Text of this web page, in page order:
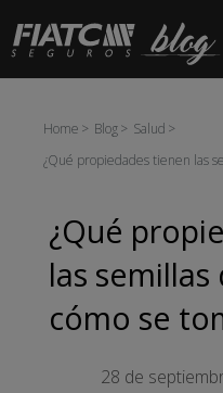
Saltar al contenido principal
Home Blog
Salud
¿Qué propiedades tienen las
¿Qué
las
cómo se
28 de